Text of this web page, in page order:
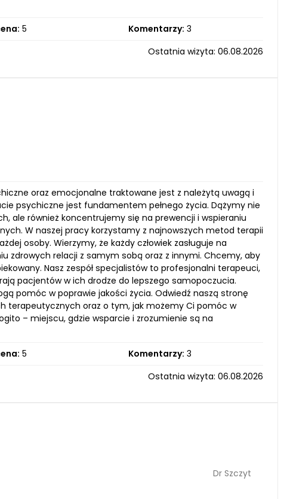
5 Komentarzy: 3
Ostatnia wizyta: 06.08.2026
oraz emocjonalne traktowane jest z należytą uwagą i
psychiczne jest fundamentem pełnego życia. Dążymy nie
ale również koncentrujemy się na prewencji i wspieraniu
W naszej pracy korzystamy z najnowszych metod terapii
osoby. Wierzymy, że każdy człowiek zasługuje na
zdrowych relacji z samym sobą oraz z innymi. Chcemy, aby
Nasz zespół specjalistów to profesjonalni terapeuci,
pacjentów w ich drodze do lepszego samopoczucia.
pomóc w poprawie jakości życia. Odwiedź naszą stronę
terapeutycznych oraz o tym, jak możemy Ci pomóc w
– miejscu, gdzie wsparcie i zrozumienie są na
5 Komentarzy: 3
Ostatnia wizyta: 06.08.2026
Dr Szczyt